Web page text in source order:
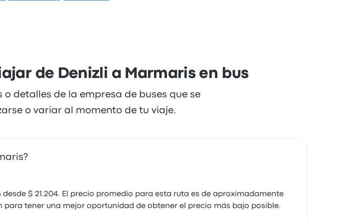
de Denizli a Marmaris en bus
detalles de la empresa de buses que se
o variar al momento de tu viaje.
$ 21.204. El precio promedio para esta ruta es de aproximadamente
para tener una mejor oportunidad de obtener el precio más bajo posible.